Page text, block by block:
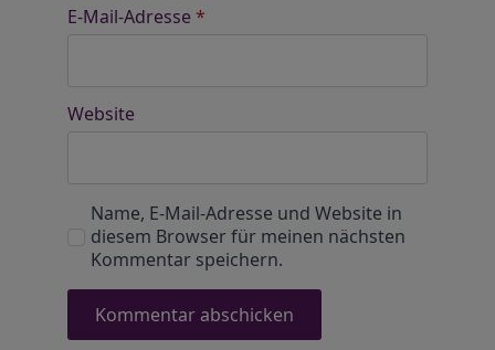
E-Mail-Adresse *
Website
Name, E-Mail-Adresse und Website in
diesem Browser für meinen nächsten
Kommentar speichern.